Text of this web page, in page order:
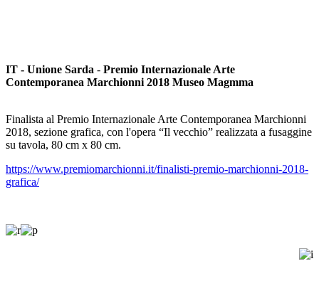
IT - Unione Sarda - Premio Internazionale Arte
Contemporanea Marchionni 2018 Museo Magmma
Finalista al Premio Internazionale Arte Contemporanea Marchionni
2018, sezione grafica, con l'opera “Il vecchio” realizzata a fusaggine
su tavola, 80 cm x 80 cm.
https://www.premiomarchionni.it/finalisti-premio-marchionni-2018-
grafica/